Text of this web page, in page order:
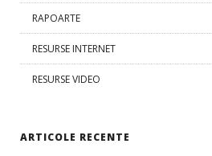
RAPOARTE
RESURSE INTERNET
RESURSE VIDEO
ARTICOLE RECENTE